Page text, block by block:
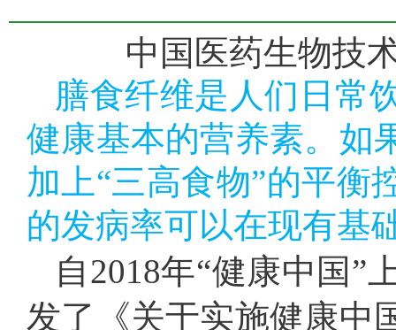
中国医药生物技
膳食纤维是人们日常
健康基本的营养素。如
加上“三高食物”的平衡
的发病率可以在现有基
自2018年“健康中国”
发了《关于实施健康中